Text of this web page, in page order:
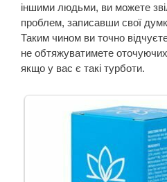
іншими людьми, ви можете
проблем, записавши свої
Таким чином ви точно
не обтяжуватимете
якщо у вас є такі турботи.